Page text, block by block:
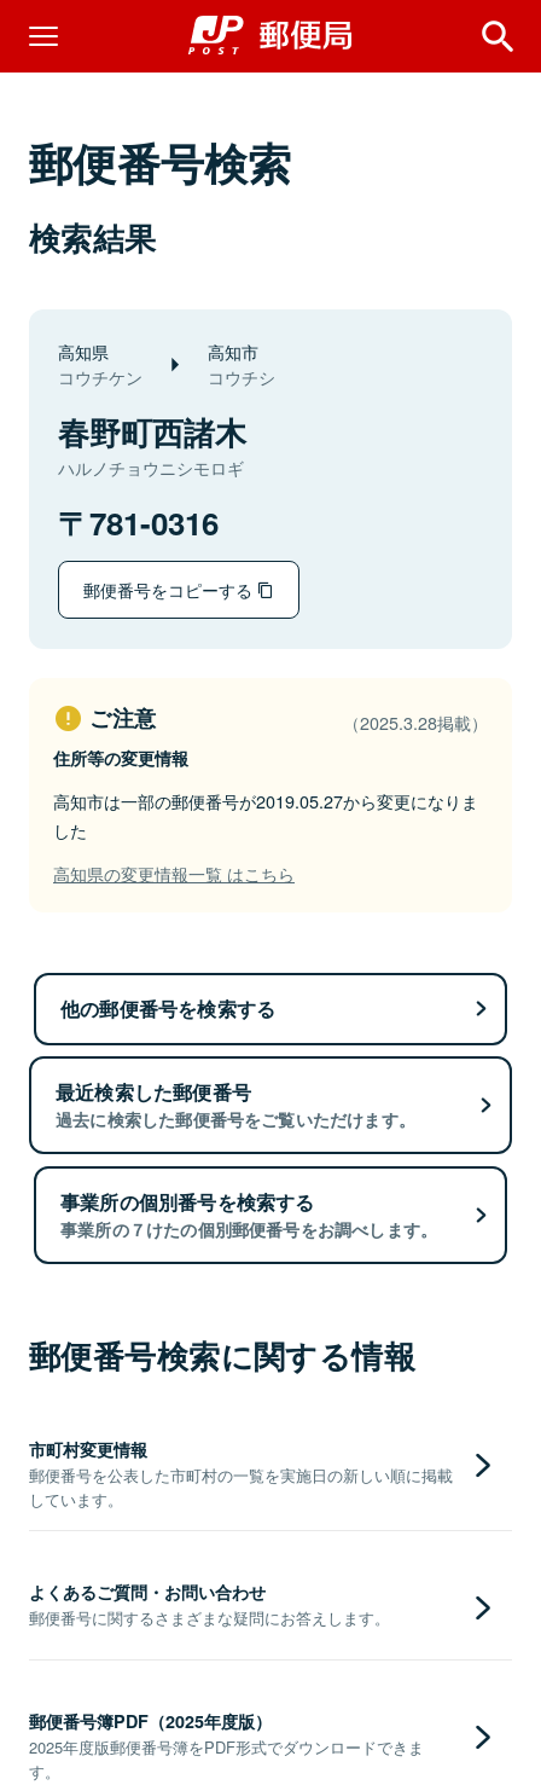
郵便番号検索
検索結果
高知県
コウチケン
高知市
コウチシ
春野町西諸木
ハルノチョウニシモロギ
781-0316
郵便番号をコピーする
ご注意 （2025.3.28掲載）
住所等の変更情報
高知市は一部の郵便番号が2019.05.27から変更になりま
した
高知県の変更情報一覧 はこちら
他の郵便番号を検索する
最近検索した郵便番号
過去に検索した郵便番号をご覧いただけます。
事業所の個別番号を検索する
事業所の７けたの個別郵便番号をお調べします。
郵便番号検索に関する情報
市町村変更情報
郵便番号を公表した市町村の一覧を実施日の新しい順に掲載
しています。
よくあるご質問・お問い合わせ
郵便番号に関するさまざまな疑問にお答えします。
郵便番号簿PDF（2025年度版）
2025年度版郵便番号簿をPDF形式でダウンロードできま
す。